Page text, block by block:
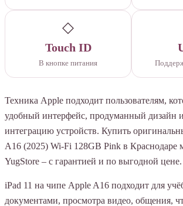
◇
Touch ID
В кнопке питания
Техника Apple подходит пользователям,
удобный интерфейс, продуманный дизайн
интеграцию устройств. Купить
A16 (2025) Wi-Fi 128GB Pink в Краснодаре
YugStore – с гарантией и по выгодной цене.
iPad 11 на чипе Apple A16 подходит для
документами, просмотра видео, общения,